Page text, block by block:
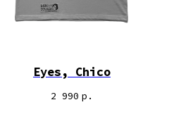
Eyes, Chico
2 990 р.